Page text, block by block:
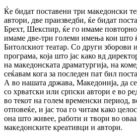
Ќе бидат поставени три македонски
автори, две праизведби, ќе бидат
Брехт, Шекспир, ќе го имаме повторно
имаме две-три големи имења кои што
Битолскиот театар. Со други зборови
програма, која што јас како вд
на македонската драматургија, на
сеќавам кога за последен пат бил
А во нашата држава, Македонија, да
со хрватски или српски автори е во
во текот на голем временски период,
отповеќе, и јас тоа го читам како
она што живее, работи и твори во
македонските креативци и автори.